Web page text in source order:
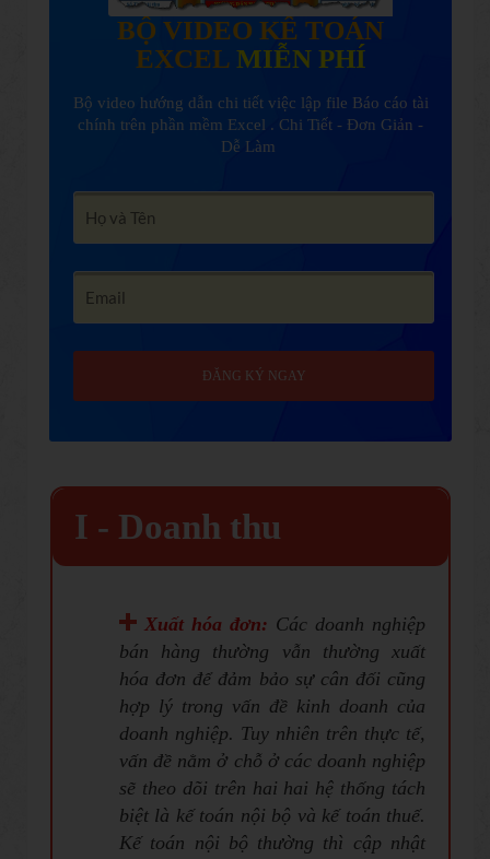
BỘ VIDEO KẾ TOÁN
EXCEL MIỄN PHÍ
Bộ video hướng dẫn chi tiết việc lập file Báo cáo tài
chính trên phần mềm Excel . Chi Tiết - Đơn Giản -
Dễ Làm
ĐĂNG KÝ NGAY
I - Doanh thu
Xuất hóa đơn: Các doanh nghiệp
bán hàng thường vẫn thường xuất
hóa đơn để đảm bảo sự cân đối cũng
hợp lý trong vấn đề kinh doanh của
doanh nghiệp. Tuy nhiên trên thực tế,
vấn đề nằm ở chỗ ở các doanh nghiệp
sẽ theo dõi trên hai hai hệ thống tách
biệt là kế toán nội bộ và kế toán thuế.
Kế toán nội bộ thường thì cập nhật